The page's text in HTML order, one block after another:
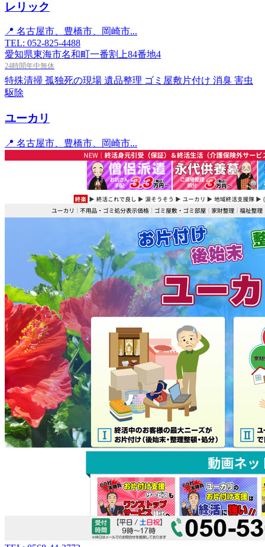
レリック
📍 名古屋市、豊橋市、岡崎市...
TEL: 052-825-4488
愛知県東海市名和町一番割上84番地4
24時間年中無休
特殊清掃 孤独死の現場 遺品整理 ゴミ屋敷片付け 消臭 害虫
駆除
ユーカリ
📍 名古屋市、豊橋市、岡崎市...